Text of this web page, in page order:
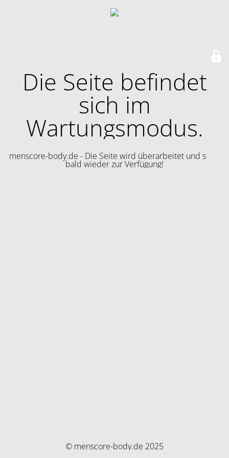
Die Seite befindet
sich im
Wartungsmodus.
menscore-body.de - Die Seite wird überarbeitet und steht
bald wieder zur Verfügung!
© menscore-body.de 2025